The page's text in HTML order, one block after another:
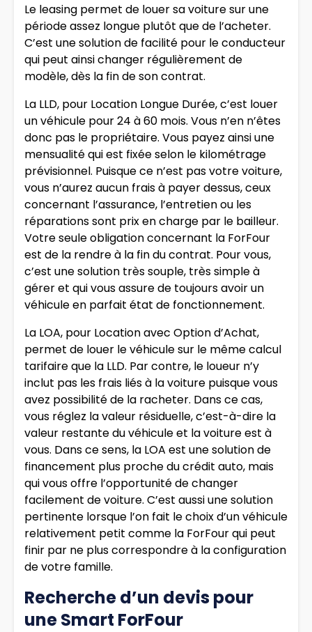
Le leasing permet de louer sa voiture sur une
période assez longue plutôt que de l’acheter.
C’est une solution de facilité pour le conducteur
qui peut ainsi changer régulièrement de
modèle, dès la fin de son contrat.
La LLD, pour Location Longue Durée, c’est louer
un véhicule pour 24 à 60 mois. Vous n’en n’êtes
donc pas le propriétaire. Vous payez ainsi une
mensualité qui est fixée selon le kilométrage
prévisionnel. Puisque ce n’est pas votre voiture,
vous n’aurez aucun frais à payer dessus, ceux
concernant l’assurance, l’entretien ou les
réparations sont prix en charge par le bailleur.
Votre seule obligation concernant la ForFour
est de la rendre à la fin du contrat. Pour vous,
c’est une solution très souple, très simple à
gérer et qui vous assure de toujours avoir un
véhicule en parfait état de fonctionnement.
La LOA, pour Location avec Option d’Achat,
permet de louer le véhicule sur le même calcul
tarifaire que la LLD. Par contre, le loueur n’y
inclut pas les frais liés à la voiture puisque vous
avez possibilité de la racheter. Dans ce cas,
vous réglez la valeur résiduelle, c’est-à-dire la
valeur restante du véhicule et la voiture est à
vous. Dans ce sens, la LOA est une solution de
financement plus proche du crédit auto, mais
qui vous offre l’opportunité de changer
facilement de voiture. C’est aussi une solution
pertinente lorsque l’on fait le choix d’un véhicule
relativement petit comme la ForFour qui peut
finir par ne plus correspondre à la configuration
de votre famille.
Recherche d’un devis pour
une Smart ForFour